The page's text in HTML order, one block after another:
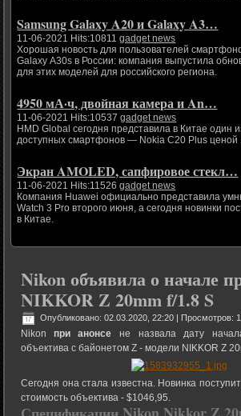
Samsung Galaxy A20 и Galaxy A3…
11-06-2021 Hits:10811gadget news
Хорошая новость для пользователей
Galaxy A30s в России: компания выпустила
для этих моделей для российского региона.
4950 мА·ч, двойная камера и An…
11-06-2021 Hits:10537gadget news
HMD Global сегодня представила в Китае один
доступных смартфонов — Nokia C20 Plus ценой
Экран AMOLED, сапфировое стекл…
11-06-2021 Hits:11526gadget news
Компания Huawei официально представила
Watch 3 Pro второго июня, а сегодня новинки
в Китае.
Nikon объявила о начале
NIKKOR Z 20mm f/1.8 S
Опубликовано: 02.03.2020, 22:20 | Просмотров:
Nikonпри анонсе не назвала дату
объектива с байонетом Z - модели NIKKOR Z
Сегодня она стала известна. Новинка
стоимость объектива - $1046,95.